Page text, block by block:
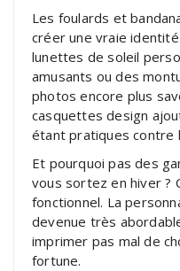
Les foulards et
créer une vraie
lunettes de soleil
amusants ou des
photos encore plus
casquettes design
étant pratiques contre
Et pourquoi pas des
vous sortez en hiver ?
fonctionnel. La
devenue très
imprimer pas mal de
fortune.